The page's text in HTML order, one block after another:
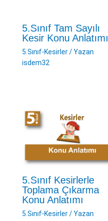
5.Sınıf Tam Sayılı
Kesir Konu Anlatımı
5.Sınıf-Kesirler/ Yazan
isdem32
5.Sınıf Kesirlerle
Toplama Çıkarma
Konu Anlatımı
5.Sınıf-Kesirler/ Yazan